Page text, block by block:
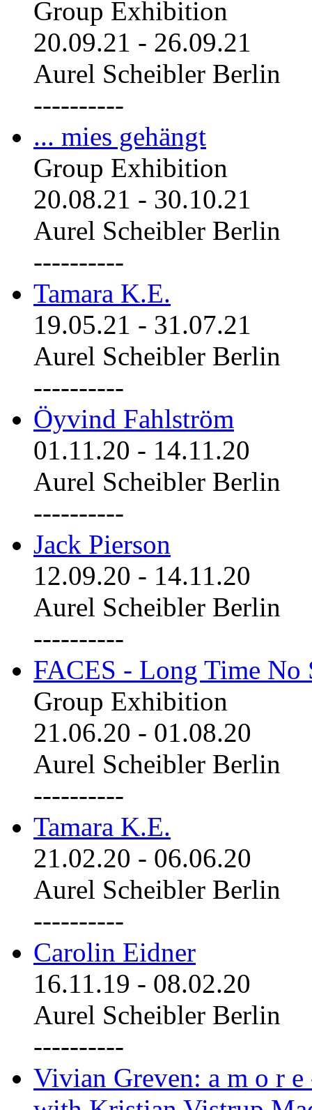
Group Exhibition
20.09.21 - 26.09.21
Aurel Scheibler Berlin
----------
... mies gehängt
Group Exhibition
20.08.21 - 30.10.21
Aurel Scheibler Berlin
----------
Tamara K.E.
19.05.21 - 31.07.21
Aurel Scheibler Berlin
----------
Öyvind Fahlström
01.11.20 - 14.11.20
Aurel Scheibler Berlin
----------
Jack Pierson
12.09.20 - 14.11.20
Aurel Scheibler Berlin
----------
FACES - Long Time No
Group Exhibition
21.06.20 - 01.08.20
Aurel Scheibler Berlin
----------
Tamara K.E.
21.02.20 - 06.06.20
Aurel Scheibler Berlin
----------
Carolin Eidner
16.11.19 - 08.02.20
Aurel Scheibler Berlin
----------
Vivian Greven: a m o r